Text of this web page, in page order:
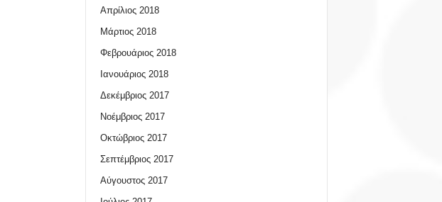
Απρίλιος 2018
Μάρτιος 2018
Φεβρουάριος 2018
Ιανουάριος 2018
Δεκέμβριος 2017
Νοέμβριος 2017
Οκτώβριος 2017
Σεπτέμβριος 2017
Αύγουστος 2017